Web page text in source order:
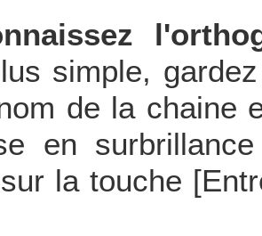
simple,
de la chaine
en
la touche